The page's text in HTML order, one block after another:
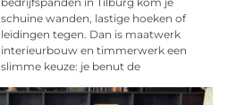
schuine wanden, lastige hoeken of
leidingen tegen. Dan is maatwerk
interieurbouw en timmerwerk een
slimme keuze: je benut de